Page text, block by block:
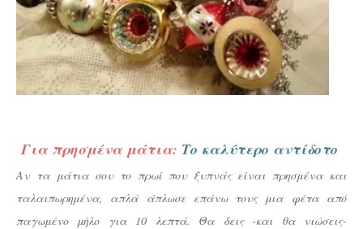
Για πρησμένα μάτια: Το καλύτερο αντίδοτο
Αν τα μάτια σου το πρωί που ξυπνάς είναι πρησμένα και
ταλαιπωρημένα, απλά άπλωσε επάνω τους μια φέτα από
παγωμένο μήλο για 10 λεπτά. Θα δεις -και θα νιώσεις-